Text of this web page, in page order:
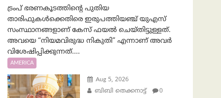
ട്രംപ് ഭരണകൂടത്തിന്റെ പുതിയ
താരിഫുകൾക്കെതിരെ ഇരുപത്തിയഞ്ച് യുഎസ്
സംസ്ഥാനങ്ങളാണ് കേസ് ഫയൽ ചെയ്തിട്ടുള്ളത്.
അവയെ “നിയമവിരുദ്ധ നികുതി” എന്നാണ് അവര്‍
വിശേഷിപ്പിക്കുന്നത്....
AMERICA
Aug 5, 2026
ബിബി തെക്കനാട്ട്
0